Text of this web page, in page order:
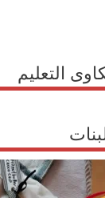
التعليم